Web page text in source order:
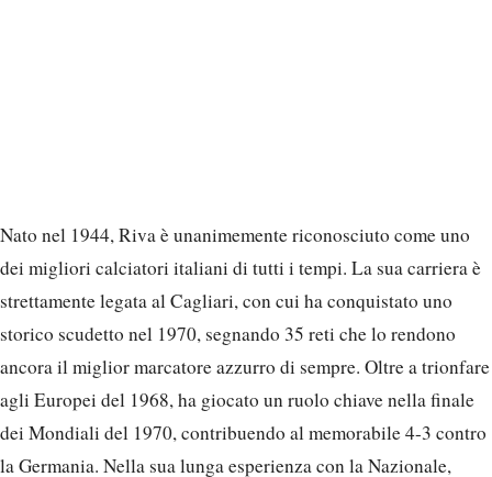
Nato nel 1944, Riva è unanimemente riconosciuto come uno
dei migliori calciatori italiani di tutti i tempi. La sua carriera è
strettamente legata al Cagliari, con cui ha conquistato uno
storico scudetto nel 1970, segnando 35 reti che lo rendono
ancora il miglior marcatore azzurro di sempre. Oltre a trionfare
agli Europei del 1968, ha giocato un ruolo chiave nella finale
dei Mondiali del 1970, contribuendo al memorabile 4-3 contro
la Germania. Nella sua lunga esperienza con la Nazionale,